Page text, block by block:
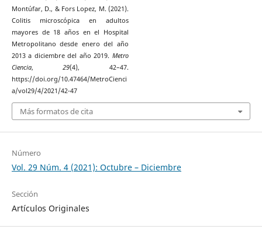
Montúfar, D., & Fors Lopez, M. (2021).
Colitis microscópica en adultos
mayores de 18 años en el Hospital
Metropolitano desde enero del año
2013 a diciembre del año 2019. Metro
Ciencia,29(4), 42–47.
https://doi.org/10.47464/MetroCienci
a/vol29/4/2021/42-47
Más formatos de cita
Número
Vol. 29 Núm. 4 (2021): Octubre – Diciembre
Sección
Artículos Originales